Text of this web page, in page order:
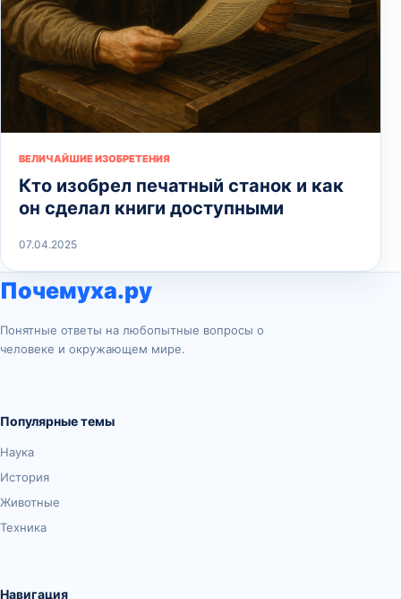
ВЕЛИЧАЙШИЕ ИЗОБРЕТЕНИЯ
Кто изобрел печатный станок и как
он сделал книги доступными
07.04.2025
Почемуха.ру
Понятные ответы на любопытные вопросы о
человеке и окружающем мире.
Популярные темы
Наука
История
Животные
Техника
Навигация